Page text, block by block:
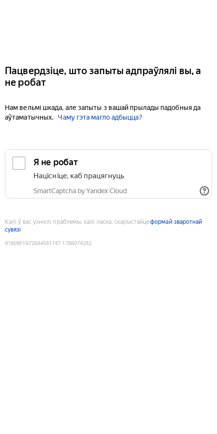
Пацвердзіце, што запыты адпраўлялі вы, а
не робат
Нам вельмі шкада, але запыты з вашай прылады падобныя да
аўтаматычных.
Чаму гэта магло адбыцца?
Я не робат
Націсніце, каб працягнуць
SmartCaptcha by Yandex Cloud
Калі ў вас узніклі праблемы, калі ласка, скарыстайцеформай зваротнай
сувязі
9180951672644581747:1786074282